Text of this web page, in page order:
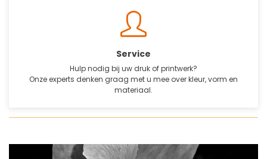
Service
Hulp nodig bij uw druk of printwerk?
Onze experts denken graag met u mee over kleur, vorm en
materiaal.